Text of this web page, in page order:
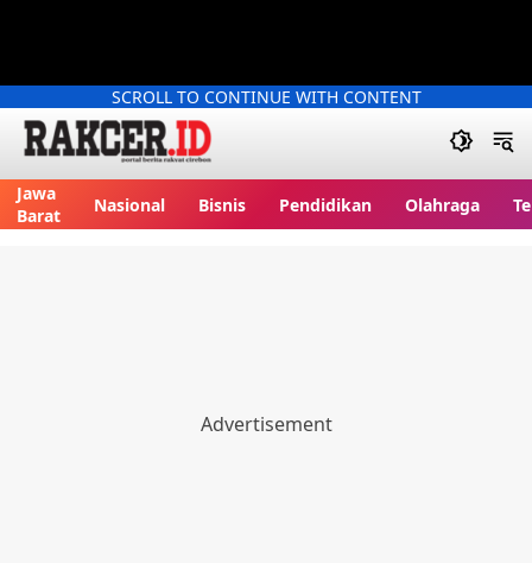
SCROLL TO CONTINUE WITH CONTENT
Jawa
Barat
Nasional Bisnis Pendidikan Olahraga